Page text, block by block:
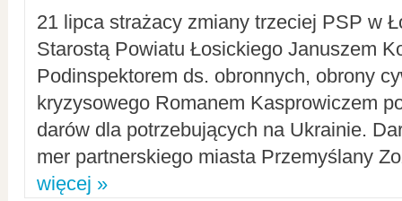
21 lipca strażacy zmiany trzeciej PSP w
Starostą Powiatu Łosickiego Januszem
Podinspektorem ds. obronnych, obrony
kryzysowego Romanem Kasprowiczem
darów dla potrzebujących na Ukrainie.
mer partnerskiego miasta Przemyślany
więcej »